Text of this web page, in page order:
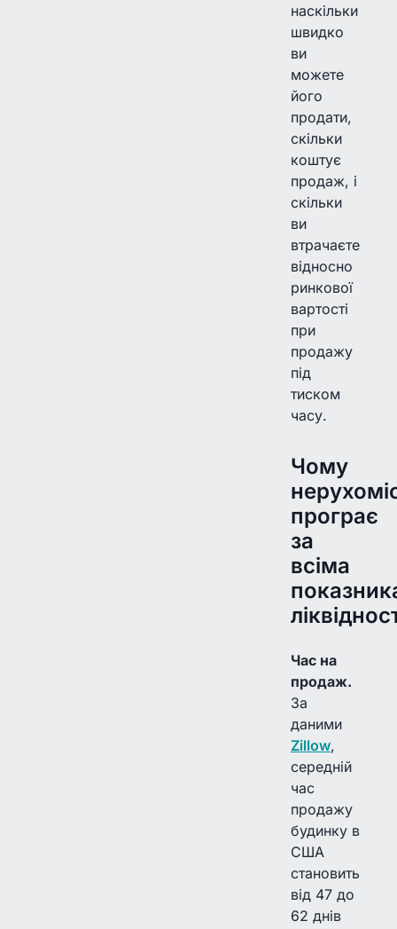
наскільки
швидко
ви
можете
його
продати,
скільки
коштує
продаж, і
скільки
ви
втрачаєте
відносно
ринкової
вартості
при
продажу
під
тиском
часу.
Чому
програє
за
всіма
Час на
продаж.
За
даними
Zillow,
середній
час
продажу
будинку в
США
становить
від 47 до
62 днів